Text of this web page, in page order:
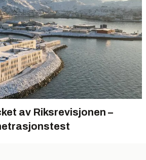
av Riksrevisjonen –